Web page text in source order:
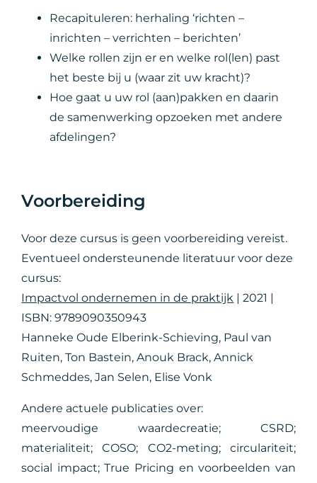
Recapituleren: herhaling ‘richten –
inrichten – verrichten – berichten’
Welke rollen zijn er en welke rol(len) past
het beste bij u (waar zit uw kracht)?
Hoe gaat u uw rol (aan)pakken en daarin
de samenwerking opzoeken met andere
afdelingen?
Voorbereiding
Voor deze cursus is geen voorbereiding vereist.
Eventueel ondersteunende literatuur voor deze
cursus:
Impactvol ondernemen in de praktijk | 2021 |
ISBN: 9789090350943
Hanneke Oude Elberink-Schieving, Paul van
Ruiten, Ton Bastein, Anouk Brack, Annick
Schmeddes, Jan Selen, Elise Vonk
Andere actuele publicaties over:
meervoudige waardecreatie; CSRD;
materialiteit; COSO; CO2-meting; circulariteit;
social impact; True Pricing en voorbeelden van